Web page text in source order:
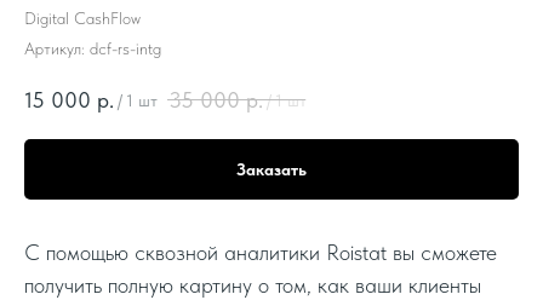
Digital CashFlow
Артикул: dcf-rs-intg
15 000 р. / 1 шт 35 000 р./1 шт
Заказать
С помощью сквозной аналитики Roistat вы сможете
получить полную картину о том, как ваши клиенты